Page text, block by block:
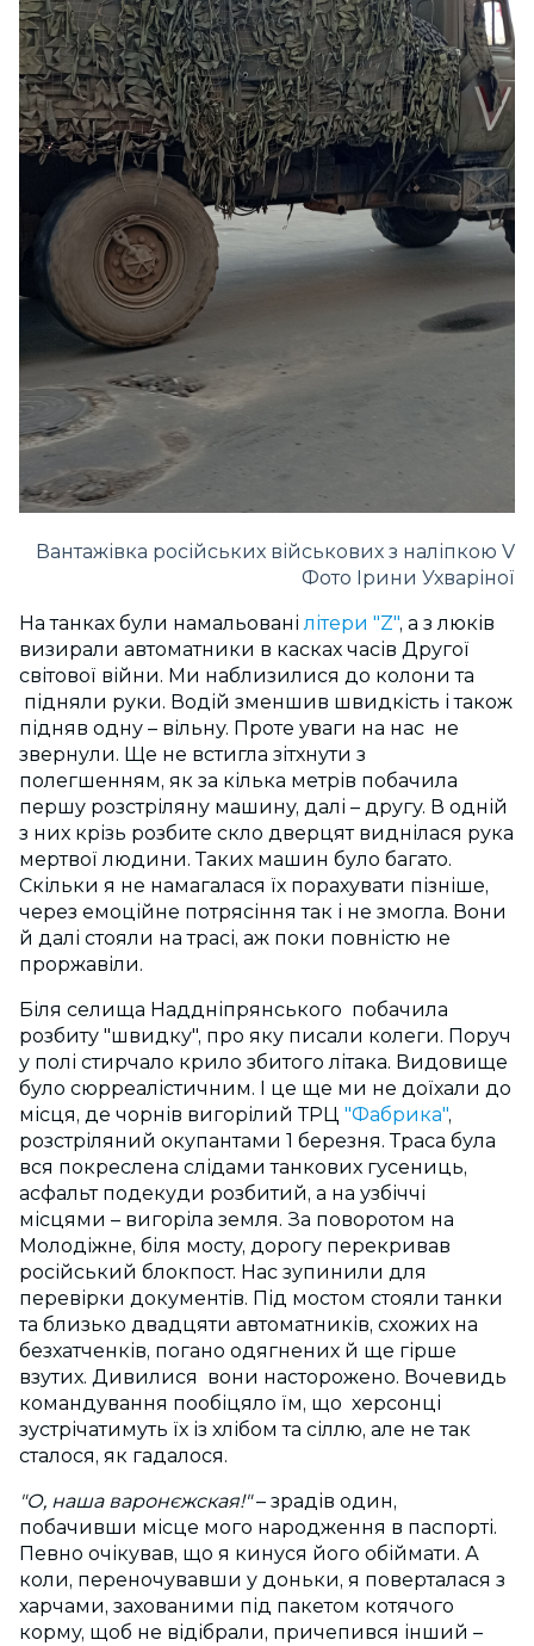
Вантажівка російських військових з наліпкою V
Фото Ірини Ухваріної
На танках були намальованілітери "Z", а з люків
визирали автоматники в касках часів Другої
світової війни. Ми наблизилися до колони та
підняли руки. Водій зменшив швидкість і також
підняв одну – вільну. Проте уваги на нас не
звернули. Ще не встигла зітхнути з
полегшенням, як за кілька метрів побачила
першу розстріляну машину, далі – другу. В одній
з них крізь розбите скло дверцят виднілася рука
мертвої людини. Таких машин було багато.
Скільки я не намагалася їх порахувати пізніше,
через емоційне потрясіння так і не змогла. Вони
й далі стояли на трасі, аж поки повністю не
проржавіли.
Біля селища Наддніпрянського побачила
розбиту "швидку", про яку писали колеги. Поруч
у полі стирчало крило збитого літака. Видовище
було сюрреалістичним. І це ще ми не доїхали до
місця, де чорнів вигорілий ТРЦ "Фабрика",
розстріляний окупантами 1 березня. Траса була
вся покреслена слідами танкових гусениць,
асфальт подекуди розбитий, а на узбіччі
місцями – вигоріла земля. За поворотом на
Молодіжне, біля мосту, дорогу перекривав
російський блокпост. Нас зупинили для
перевірки документів. Під мостом стояли танки
та близько двадцяти автоматників, схожих на
безхатченків, погано одягнених й ще гірше
взутих. Дивилися вони насторожено. Вочевидь
командування пообіцяло їм, що херсонці
зустрічатимуть їх із хлібом та сіллю, але не так
сталося, як гадалося.
"О, наша варонєжская!"– зрадів один,
побачивши місце мого народження в паспорті.
Певно очікував, що я кинуся його обіймати. А
коли, переночувавши у доньки, я поверталася з
харчами, захованими під пакетом котячого
корму, щоб не відібрали, причепився інший –